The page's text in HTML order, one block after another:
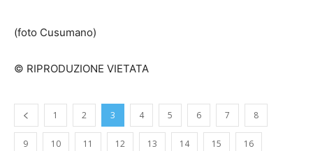
(foto Cusumano)
© RIPRODUZIONE VIETATA
1 2 3 4 5 6 7 8
9 10 11 12 13 14 15 16